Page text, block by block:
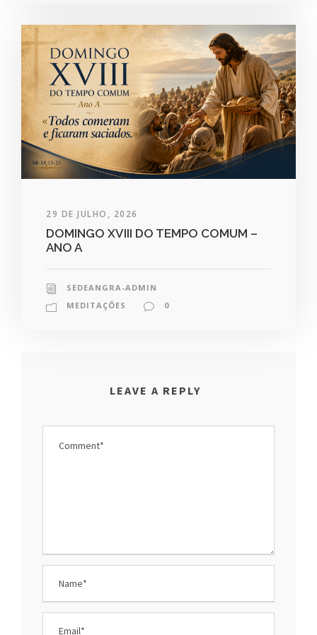
29 DE JULHO, 2026
DOMINGO XVIII DO TEMPO COMUM –
ANO A
SEDEANGRA-ADMIN
MEDITAÇÕES
0
LEAVE A REPLY